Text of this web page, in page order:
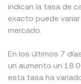
indican la tasa de
exacto puede
mercado.
En los últimos 7
un aumento un
esta tasa ha